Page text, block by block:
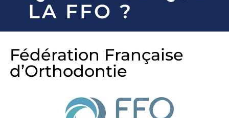
LA FFO ?
Fédération Française
d’Orthodontie